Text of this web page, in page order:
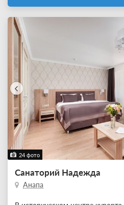
24 фото
Санаторий Надежда
Анапа